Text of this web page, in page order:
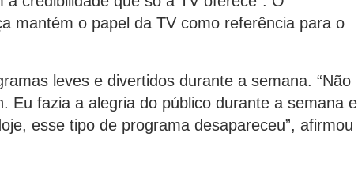
mantém o papel da TV como referência para o
leves e divertidos durante a semana. “Não
Eu fazia a alegria do público durante a semana e
esse tipo de programa desapareceu”, afirmou